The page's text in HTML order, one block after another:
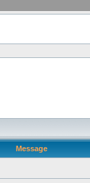
Message